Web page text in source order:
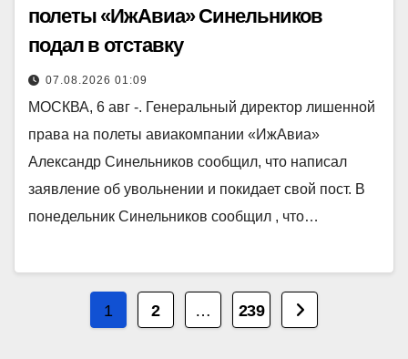
полеты «ИжАвиа» Синельников
подал в отставку
07.08.2026 01:09
МОСКВА, 6 авг -. Генеральный директор лишенной
права на полеты авиакомпании «ИжАвиа»
Александр Синельников сообщил, что написал
заявление об увольнении и покидает свой пост. В
понедельник Синельников сообщил , что…
Пагинация
1 2 … 239